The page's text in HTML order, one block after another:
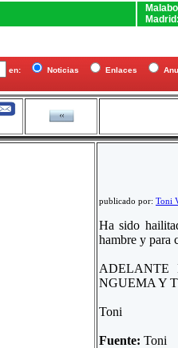
en: Noticias Enlaces
publicado por: Toni
Ha sido
hambre y para
ADELANTE
NGUEMA Y
Toni
Fuente: Toni